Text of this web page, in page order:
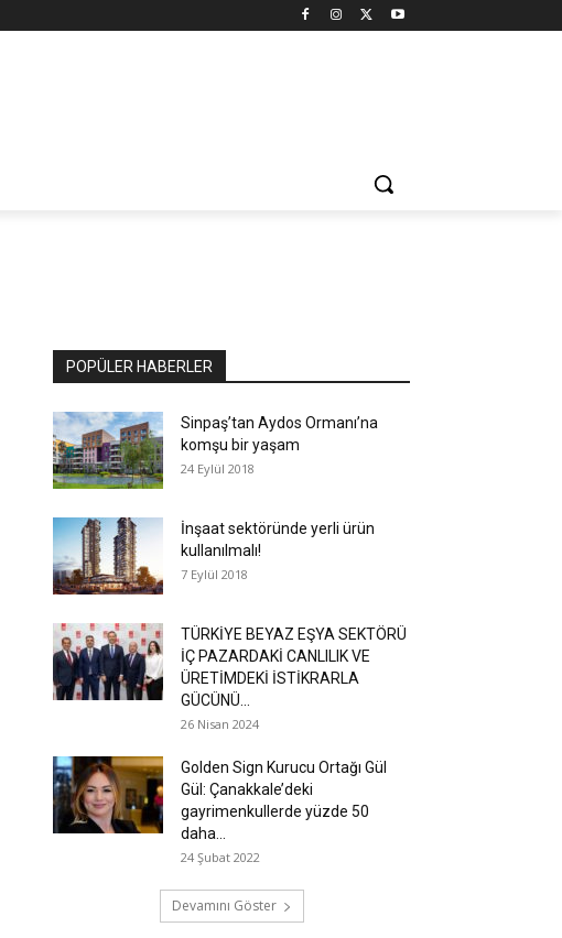
POPÜLER HABERLER
Sinpaş’tan Aydos Ormanı’na
komşu bir yaşam
24 Eylül 2018
İnşaat sektöründe yerli ürün
kullanılmalı!
7 Eylül 2018
TÜRKİYE BEYAZ EŞYA SEKTÖRÜ
İÇ PAZARDAKİ CANLILIK VE
ÜRETİMDEKİ İSTİKRARLA
GÜCÜNÜ...
26 Nisan 2024
Golden Sign Kurucu Ortağı Gül
Gül: Çanakkale’deki
gayrimenkullerde yüzde 50
daha...
24 Şubat 2022
Devamını Göster